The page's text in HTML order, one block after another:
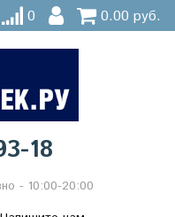
0 0.00 руб.
18
- 10:00-20:00